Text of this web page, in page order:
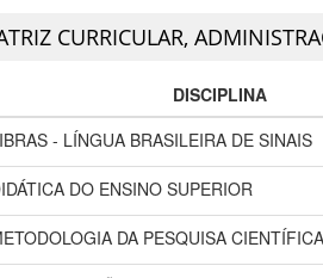
CURRICULAR,
DISCIPLINA
- LÍNGUA BRASILEIRA DE SINAIS
DO ENSINO SUPERIOR
DA PESQUISA CIENTÍFICA